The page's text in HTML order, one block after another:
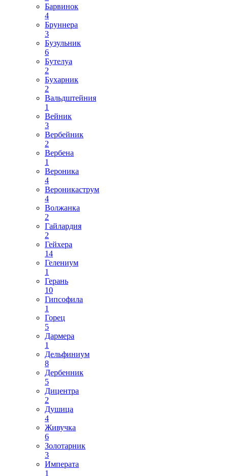
Барвинок
4
Бруннера
3
Бузульник
6
Бутелуа
2
Бухарник
2
Вальдштейния
1
Вейник
3
Вербейник
2
Вербена
1
Вероника
4
Вероникаструм
4
Волжанка
2
Гайлардия
2
Гейхера
14
Гелениум
1
Герань
10
Гипсофила
1
Горец
5
Дармера
1
Дельфиниум
8
Дербенник
5
Дицентра
2
Душица
4
Живучка
6
Золотарник
3
Императа
1